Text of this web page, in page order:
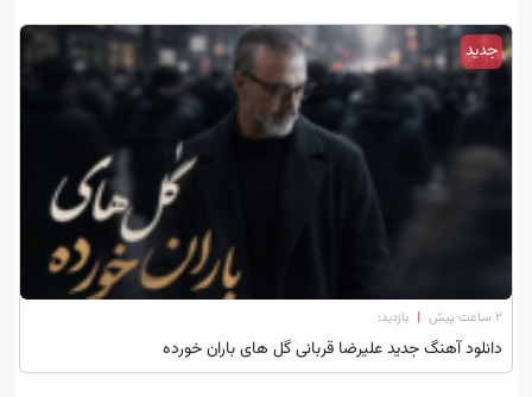
جدید
۲ ساعت پیش | بازدید:
دانلود آهنگ جدید علیرضا قربانی گل های باران خورده